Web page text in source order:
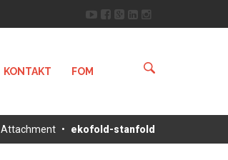
KONTAKT FOM
Attachment • ekofold-stanfold